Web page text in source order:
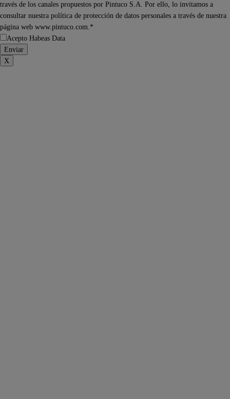
través de los canales propuestos por Pintuco S.A. Por ello, lo invitamos a
consultar nuestra política de protección de datos personales a través de nuestra
página web www.pintuco.com.*
Acepto Habeas Data
X